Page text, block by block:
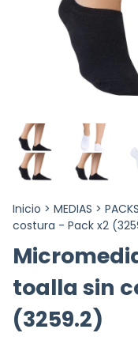
Inicio > MEDIAS > PACKS
costura - Pack x2
toalla sin
(3259.2)